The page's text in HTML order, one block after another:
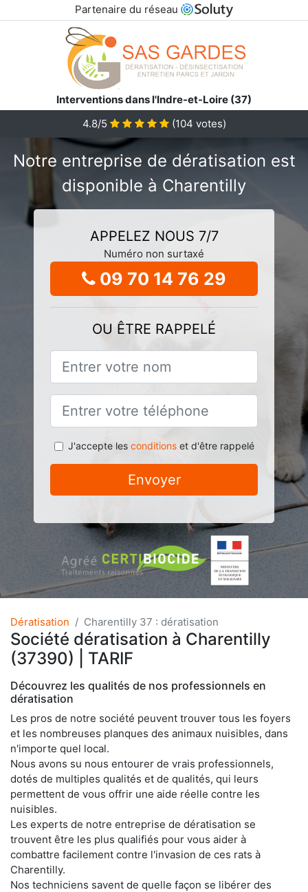
Partenaire du réseau
Interventions dans l'Indre-et-Loire (37)
4.8/5
(104 votes)
Notre entreprise de dératisation est
disponible à Charentilly
APPELEZ NOUS 7/7
Numéro non surtaxé
09 70 14 76 29
OU ÊTRE RAPPELÉ
J'accepte les conditionset d'être rappelé
Envoyer
Dératisation Charentilly 37 : dératisation
Société dératisation à Charentilly
(37390) | TARIF
Découvrez les qualités de nos professionnels en
dératisation
Les pros de notre société peuvent trouver tous les foyers
et les nombreuses planques des animaux nuisibles, dans
n'importe quel local.
Nous avons su nous entourer de vrais professionnels,
dotés de multiples qualités et de qualités, qui leurs
permettent de vous offrir une aide réelle contre les
nuisibles.
Les experts de notre entreprise de dératisation se
trouvent être les plus qualifiés pour vous aider à
combattre facilement contre l'invasion de ces rats à
Charentilly.
Nos techniciens savent de quelle façon se libérer des